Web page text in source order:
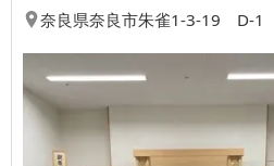
奈良県奈良市朱雀1-3-19 D-1